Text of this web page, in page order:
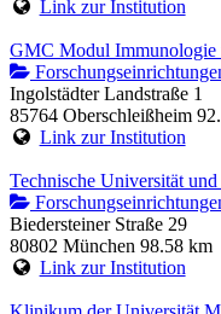
Link zur Institution
GMC Modul Immunologie
Ingolstädter Landstraße 1
85764 Oberschleißheim
Link zur Institution
Technische Universität
Biedersteiner Straße 29
80802 München 98.58 km
Link zur Institution